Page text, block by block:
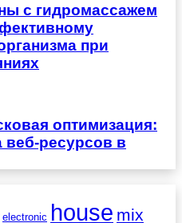
с гидромассажем
при
оптимизация:
веб-ресурсов в
electronic house mix